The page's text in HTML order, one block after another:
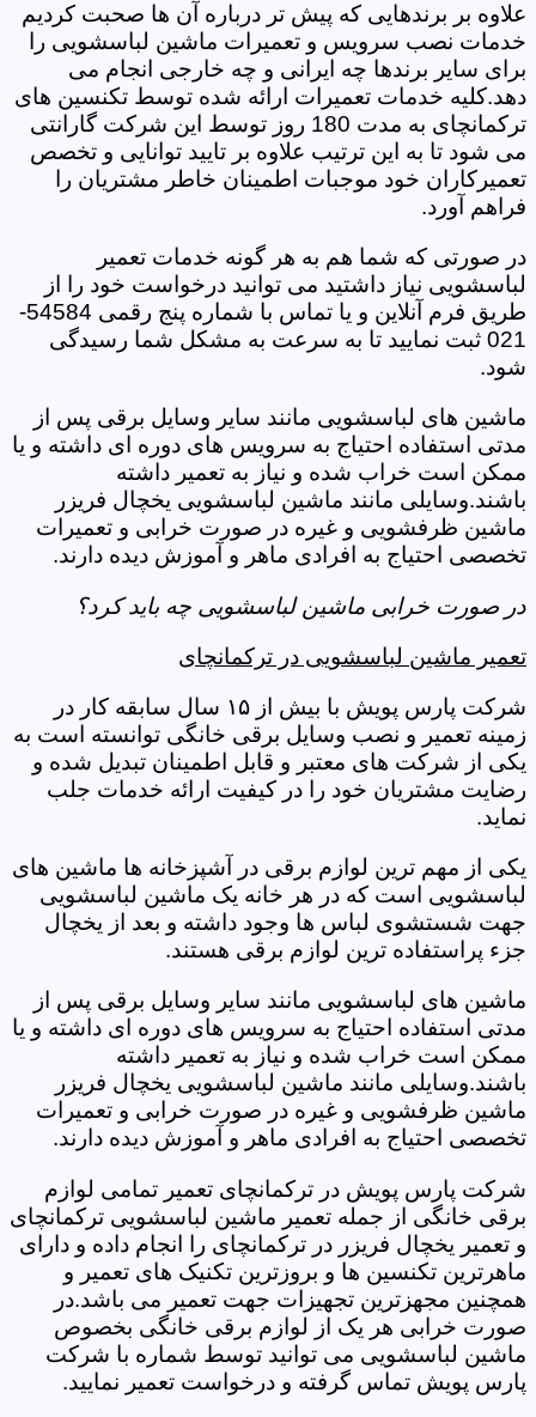
علاوه بر برندهایی که پیش تر درباره آن ها صحبت کردیم
خدمات نصب سرویس و تعمیرات ماشین لباسشویی را
برای سایر برندها چه ایرانی و چه خارجی انجام می
دهد.کلیه خدمات تعمیرات ارائه شده توسط تکنسین های
ترکمانچای به مدت 180 روز توسط این شرکت گارانتی
می شود تا به این ترتیب علاوه بر تایید توانایی و تخصص
تعمیرکاران خود موجبات اطمینان خاطر مشتریان را
فراهم آورد.
در صورتی که شما هم به هر گونه خدمات تعمیر
لباسشویی نیاز داشتید می توانید درخواست خود را از
طریق فرم آنلاین و یا تماس با شماره پنج رقمی 54584-
021 ثبت نمایید تا به سرعت به مشکل شما رسیدگی
شود.
ماشین های لباسشویی مانند سایر وسایل برقی پس از
مدتی استفاده احتیاج به سرویس های دوره ای داشته و یا
ممکن است خراب شده و نیاز به تعمیر داشته
باشند.وسایلی مانند ماشین لباسشویی یخچال فریزر
ماشین ظرفشویی و غیره در صورت خرابی و تعمیرات
تخصصی احتیاج به افرادی ماهر و آموزش دیده دارند.
در صورت خرابی ماشین لباسشویی چه باید کرد؟
تعمیر ماشین لباسشویی در ترکمانچای
شرکت پارس پویش با بیش از ۱۵ سال سابقه کار در
زمینه تعمیر و نصب وسایل برقی خانگی توانسته است به
یکی از شرکت های معتبر و قابل اطمینان تبدیل شده و
رضایت مشتریان خود را در کیفیت ارائه خدمات جلب
نماید.
یکی از مهم ترین لوازم برقی در آشپزخانه ها ماشین های
لباسشویی است که در هر خانه یک ماشین لباسشویی
جهت شستشوی لباس ها وجود داشته و بعد از یخچال
جزء پراستفاده ترین لوازم برقی هستند.
ماشین های لباسشویی مانند سایر وسایل برقی پس از
مدتی استفاده احتیاج به سرویس های دوره ای داشته و یا
ممکن است خراب شده و نیاز به تعمیر داشته
باشند.وسایلی مانند ماشین لباسشویی یخچال فریزر
ماشین ظرفشویی و غیره در صورت خرابی و تعمیرات
تخصصی احتیاج به افرادی ماهر و آموزش دیده دارند.
شرکت پارس پویش در ترکمانچای تعمیر تمامی لوازم
برقی خانگی از جمله تعمیر ماشین لباسشویی ترکمانچای
و تعمیر یخچال فریزر در ترکمانچای را انجام داده و دارای
ماهرترین تکنسین ها و بروزترین تکنیک های تعمیر و
همچنین مجهزترین تجهیزات جهت تعمیر می باشد.در
صورت خرابی هر یک از لوازم برقی خانگی بخصوص
ماشین لباسشویی می توانید توسط شماره با شرکت
پارس پویش تماس گرفته و درخواست تعمیر نمایید.